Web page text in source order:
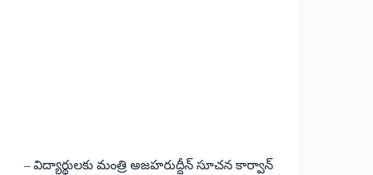
– విద్యార్థులకు మంత్రి అజహరుద్దీన్ సూచ‌న‌ కార్వాన్